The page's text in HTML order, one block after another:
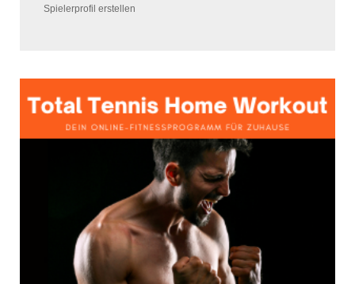
Spielerprofil erstellen